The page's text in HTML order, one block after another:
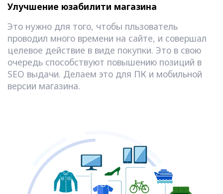
Улучшение юзабилити магазина
Это нужно для того, чтобы пльзователь
проводил много времени на сайте, и совершал
целевое действие в виде покупки. Это в свою
очередь способствуют повышению позиций в
SEO выдачи. Делаем это для ПК и мобильной
версии магазина.